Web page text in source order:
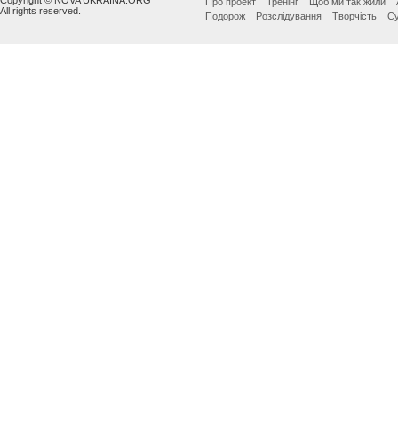
All rights reserved.
Подорож
Розслідування Творчість